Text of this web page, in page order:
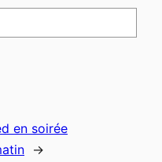
en soirée
→